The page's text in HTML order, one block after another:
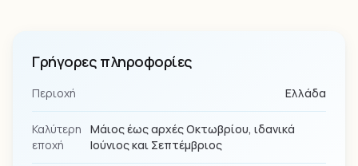
Γρήγορες πληροφορίες
Περιοχή Ελλάδα
Καλύτερη
εποχή
Μάιος έως αρχές Οκτωβρίου, ιδανικά
Ιούνιος και Σεπτέμβριος